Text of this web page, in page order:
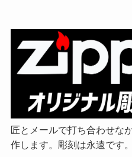
匠とメールで打ち合わせな
作します。彫刻は永遠です。